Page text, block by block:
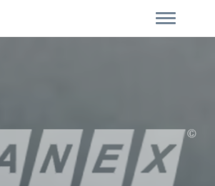
Toggle